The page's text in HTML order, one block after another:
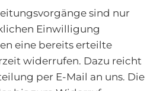
sind nur
Einwilligung
eine bereits erteilte
widerrufen. Dazu reicht
per E-Mail an uns. Die